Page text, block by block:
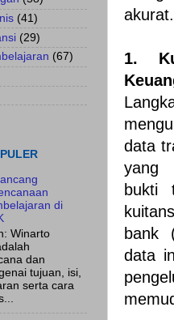
1.
data
yang
bukti
bank
data
(41)
(29)
(67)
di
Winarto
dan
tujuan, isi,
serta cara